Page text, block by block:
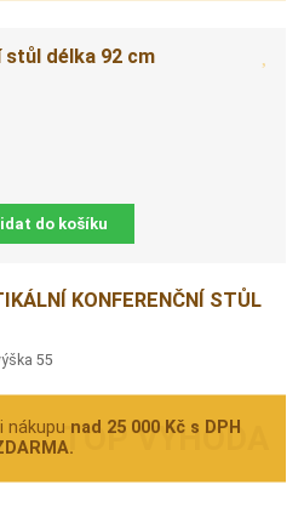
délka 92 cm
do košíku
KONFERENČNÍ STŮL
55
nákupu nad 25 000 Kč s DPH